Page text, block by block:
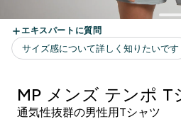
MP メンズ テンポ T
通気性抜群の男性用Tシャツ